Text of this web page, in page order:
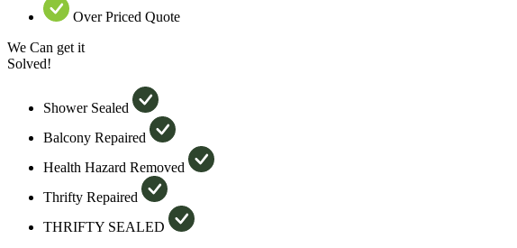
Over Priced Quote
We Can get it
Solved!
Shower Sealed
Balcony Repaired
Health Hazard Removed
Thrifty Repaired
THRIFTY SEALED